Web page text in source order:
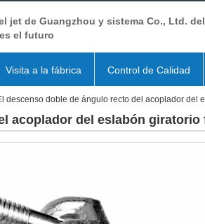
jet de Guangzhou y sistema Co., Ltd.
el futuro
Visita a la fábrica Control de Calidad
descenso doble de ángulo recto del acoplador del
acoplador del eslabón